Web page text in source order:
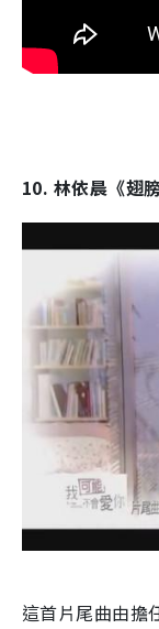
10. 林依晨《翅膀
這首片尾曲由擔